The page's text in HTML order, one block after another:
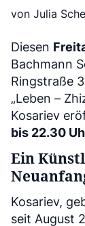
von Julia
Diesen
Bachmann
Ringstraße
„Leben –
Kosariev
bis 22.30
Ein
Kosariev,
seit August